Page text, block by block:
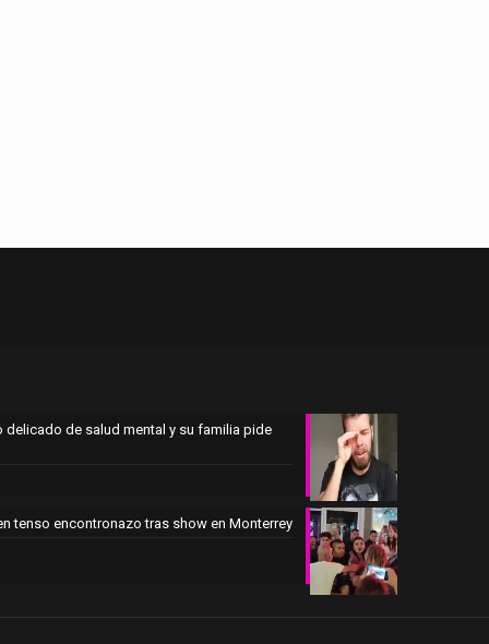
delicado de salud mental y su familia pide
tenso encontronazo tras show en Monterrey